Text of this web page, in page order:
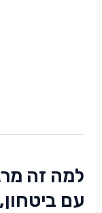
למה זה
עם